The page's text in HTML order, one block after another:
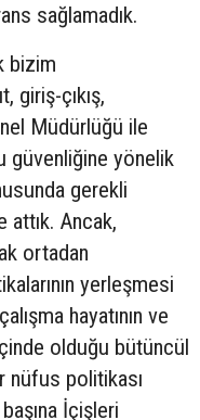
sağlamadık.
bizim
giriş-çıkış,
Müdürlüğü ile
güvenliğine yönelik
gerekli
attık. Ancak,
ortadan
yerleşmesi
hayatının ve
olduğu bütüncül
nüfus politikası
İçişleri